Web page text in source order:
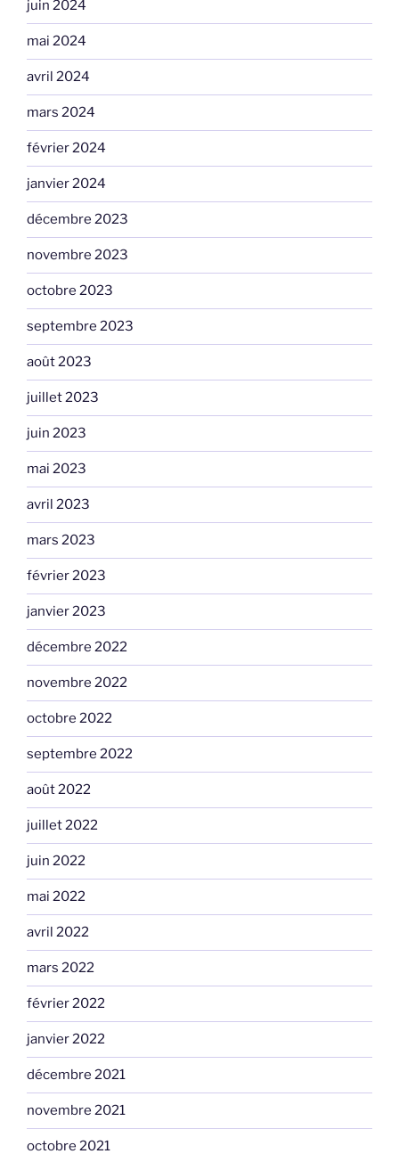
juin 2024
mai 2024
avril 2024
mars 2024
février 2024
janvier 2024
décembre 2023
novembre 2023
octobre 2023
septembre 2023
août 2023
juillet 2023
juin 2023
mai 2023
avril 2023
mars 2023
février 2023
janvier 2023
décembre 2022
novembre 2022
octobre 2022
septembre 2022
août 2022
juillet 2022
juin 2022
mai 2022
avril 2022
mars 2022
février 2022
janvier 2022
décembre 2021
novembre 2021
octobre 2021